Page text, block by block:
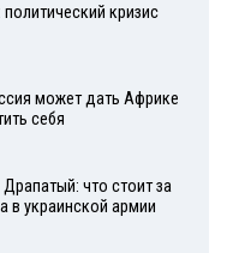
политический кризис
может дать Африке
себя
что стоит за
в украинской армии